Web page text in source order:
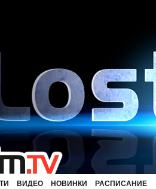
ВИДЕО НОВИНКИ РАСПИСАНИЕ